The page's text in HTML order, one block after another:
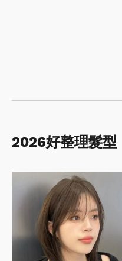
2026好整理髮型